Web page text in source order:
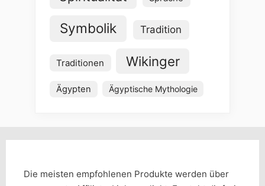
Symbolik Tradition
Traditionen Wikinger
Ägypten Ägyptische Mythologie
Die meisten empfohlenen Produkte werden über